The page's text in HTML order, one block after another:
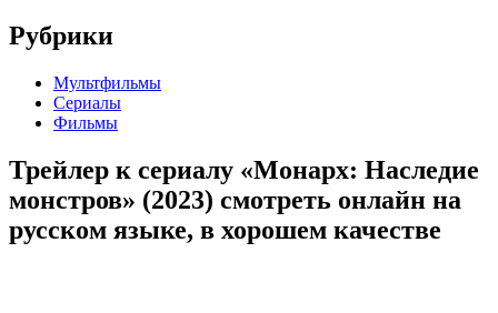
Рубрики
Мультфильмы
Сериалы
Фильмы
Трейлер к сериалу «Монарх: Наследие
монстров» (2023) cмотреть онлайн на
русском языке, в хорошем качестве